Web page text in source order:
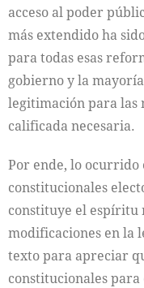
acceso al poder
más extendido ha
para todas esas
gobierno y la
legitimación para las
calificada necesaria.
Por ende, lo ocurrido
constitucionales
constituye el espíritu
modificaciones en la
texto para apreciar
constitucionales